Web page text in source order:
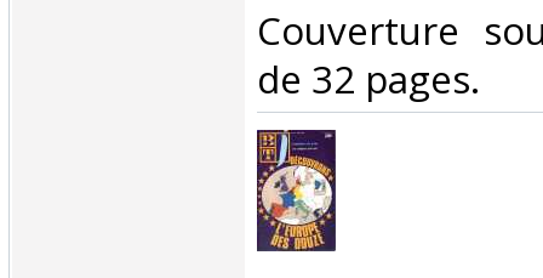
‎Couverture
de 32 pages.‎